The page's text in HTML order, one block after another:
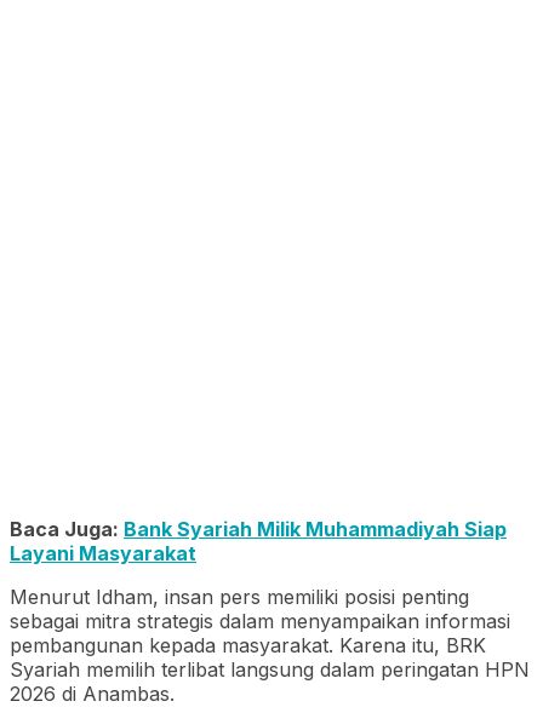
Baca Juga: Bank Syariah Milik Muhammadiyah Siap
Layani Masyarakat
Menurut Idham, insan pers memiliki posisi penting
sebagai mitra strategis dalam menyampaikan informasi
pembangunan kepada masyarakat. Karena itu, BRK
Syariah memilih terlibat langsung dalam peringatan HPN
2026 di Anambas.